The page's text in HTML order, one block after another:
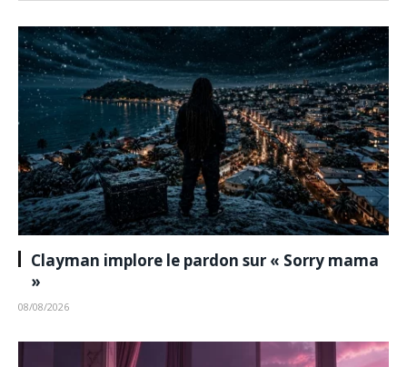
Clayman implore le pardon sur « Sorry mama
»
08/08/2026